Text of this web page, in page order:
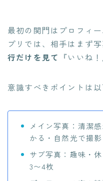
最初の関門はプロフィ
プリでは、相手はまず
行だけを見て 『いいね
意識すべきポイントは以
メイン写真：清潔
かる・自然光で撮影
サブ写真：趣味・
3〜4枚